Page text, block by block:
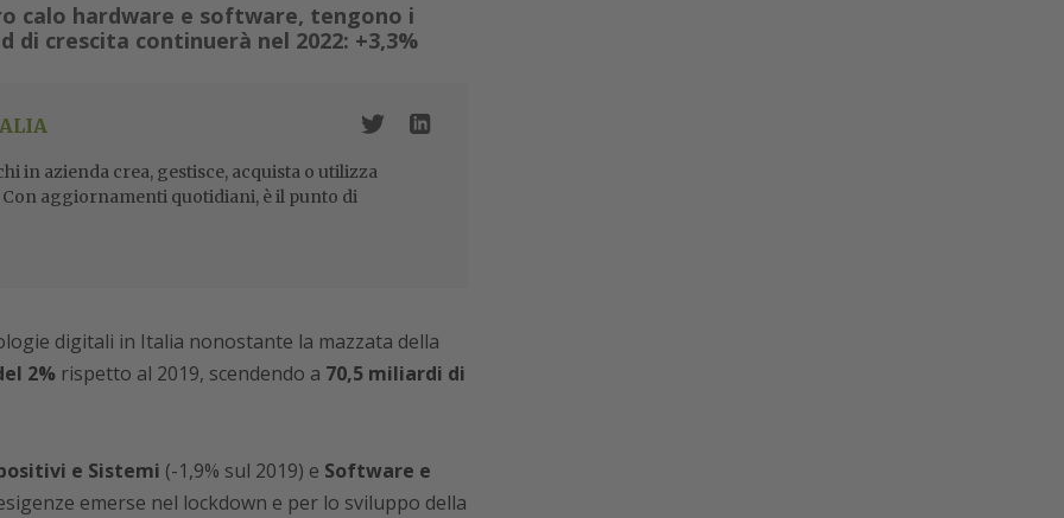
calo hardware e software, tengono i
di crescita continuerà nel 2022: +3,3%
in azienda crea, gestisce, acquista o utilizza
aggiornamenti quotidiani, è il punto di
digitali in Italia nonostante la mazzata della
2%rispetto al 2019, scendendo a 70,5 miliardi di
e Sistemi (-1,9% sul 2019) e Software e
emerse nel lockdown e per lo sviluppo della